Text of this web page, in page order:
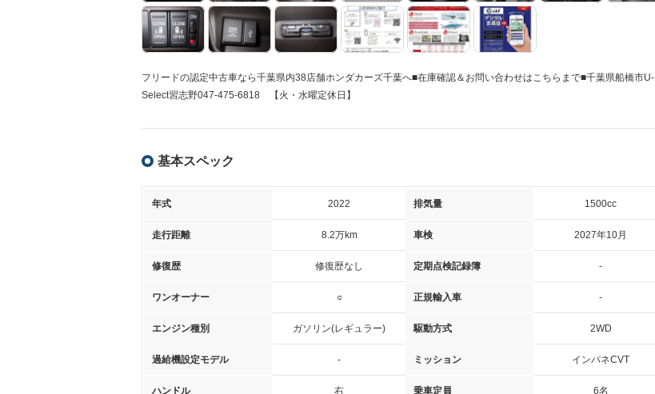
フリードの認定中古車なら千葉県内38店舗ホンダカーズ千葉へ■在庫確認＆お問い合わせはこちらまで■千葉県船橋市U-
Select習志野047-475-6818 【火・水曜定休日】
基本スペック
年式 2022 排気量 1500cc
走行距離 8.2万km 車検 2027年10月
修復歴 修復歴なし 定期点検記録簿 -
ワンオーナー ○ 正規輸入車 -
エンジン種別 ガソリン(レギュラー) 駆動方式 2WD
過給機設定モデル - ミッション インパネCVT
ハンドル 右 乗車定員 6名